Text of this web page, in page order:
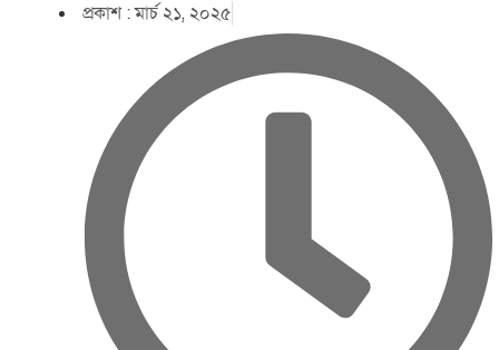
প্রকাশ :মার্চ ২১, ২০২৫